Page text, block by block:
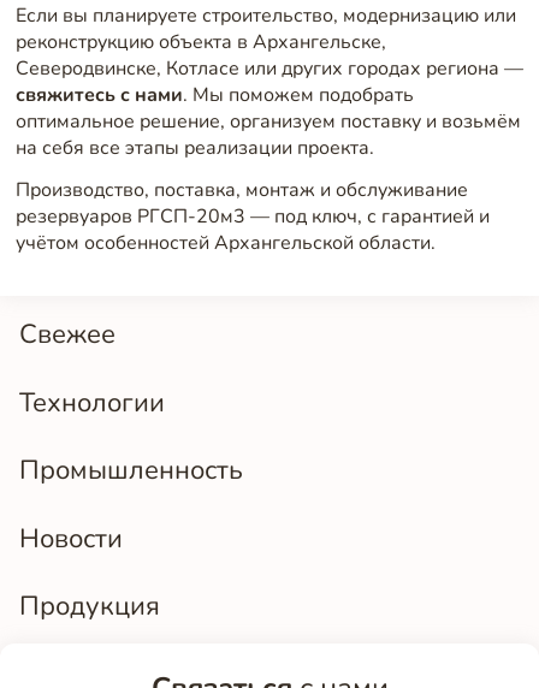
Свежее
Технологии
Промышленность
Новости
Продукция
Если вы планируете строительство, модернизацию или
реконструкцию объекта в Архангельске,
Северодвинске, Котласе или других городах региона —
свяжитесь с нами. Мы поможем подобрать
оптимальное решение, организуем поставку и возьмём
на себя все этапы реализации проекта.
Производство, поставка, монтаж и обслуживание
резервуаров РГСП-20м3 — под ключ, с гарантией и
учётом особенностей Архангельской области.